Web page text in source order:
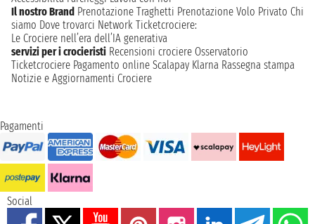
Il nostro Brand Prenotazione Traghetti Prenotazione Volo Privato Chi
siamo Dove trovarci Network Ticketcrociere:
Le Crociere nell’era dell’IA generativa
servizi per i crocieristi Recensioni crociere Osservatorio
Ticketcrociere Pagamento online Scalapay Klarna Rassegna stampa
Notizie e Aggiornamenti Crociere
Pagamenti
Social